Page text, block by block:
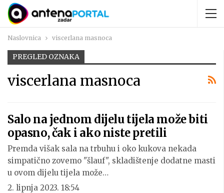
Naslovnica viscerlana masnoca
PREGLED OZNAKA
viscerlana masnoca
Salo na jednom dijelu tijela može biti
opasno, čak i ako niste pretili
Premda višak sala na trbuhu i oko kukova nekada
simpatično zovemo "šlauf", skladištenje dodatne masti
u ovom dijelu tijela može…
2. lipnja 2023. 18:54